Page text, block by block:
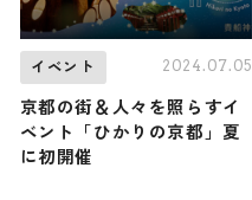
イベント 2024.07.05
京都の街＆人々を照らすイ
ベント「ひかりの京都」夏
に初開催